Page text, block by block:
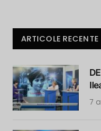
ARTICOLE RECENTE
7